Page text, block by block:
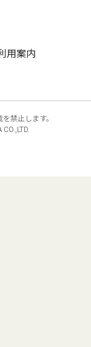
用案内
禁止します。